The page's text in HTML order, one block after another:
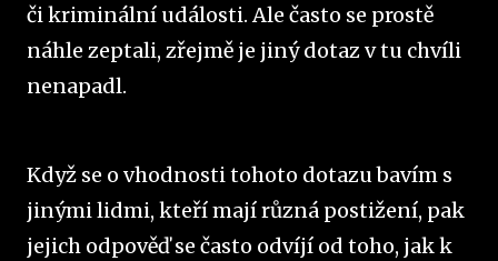
či kriminální události. Ale často se prostě
náhle zeptali, zřejmě je jiný dotaz v tu chvíli
nenapadl.
Když se o vhodnosti tohoto dotazu bavím s
jinými lidmi, kteří mají různá postižení, pak
jejich odpověď se často odvíjí od toho, jak k